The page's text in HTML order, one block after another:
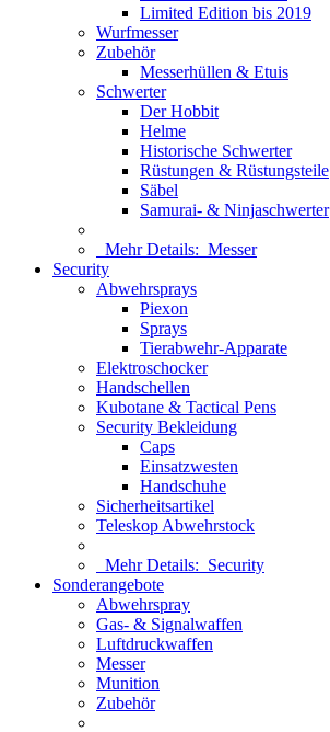
Limited Edition bis 2019
Wurfmesser
Zubehör
Messerhüllen & Etuis
Schwerter
Der Hobbit
Helme
Historische Schwerter
Rüstungen & Rüstungsteile
Säbel
Samurai- & Ninjaschwerter
Mehr Details: Messer
Security
Abwehrsprays
Piexon
Sprays
Tierabwehr-Apparate
Elektroschocker
Handschellen
Kubotane & Tactical Pens
Security Bekleidung
Caps
Einsatzwesten
Handschuhe
Sicherheitsartikel
Teleskop Abwehrstock
Mehr Details: Security
Sonderangebote
Abwehrspray
Gas- & Signalwaffen
Luftdruckwaffen
Messer
Munition
Zubehör